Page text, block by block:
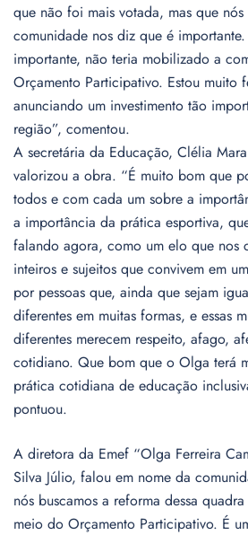
que não foi mais votada, mas que nós
comunidade nos diz que é
importante, não teria mobilizado a
Orçamento Participativo. Estou muito
anunciando um investimento tão
região”, comentou.
A secretária da Educação, Clélia
valorizou a obra. “É muito bom que
todos e com cada um sobre a
a importância da prática esportiva,
falando agora, como um elo que nos
inteiros e sujeitos que convivem em
por pessoas que, ainda que sejam
diferentes em muitas formas, e essas
diferentes merecem respeito, afago,
cotidiano. Que bom que o Olga terá
prática cotidiana de educação
pontuou.
A diretora da Emef “Olga Ferreira
Silva Júlio, falou em nome da
nós buscamos a reforma dessa
meio do Orçamento Participativo. É